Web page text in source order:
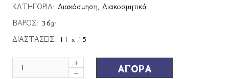
ΚΑΤΗΓΟΡΙΑ: Διακόσμηση, Διακοσμητικά
ΒΑΡΟΣ: 36gr
ΔΙΑΣΤΑΣΕΙΣ: 11 x 15
ΑΓΟΡΑ